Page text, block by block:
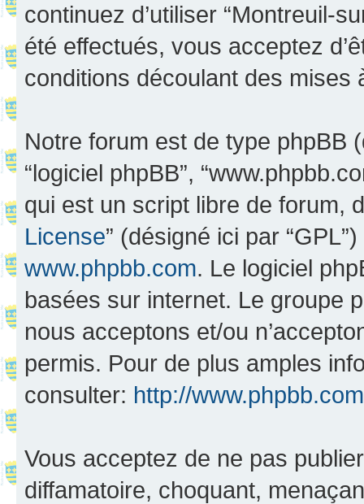
continuez d’utiliser “Montreuil-
été effectués, vous acceptez
conditions découlant des mises
Notre forum est de type phpBB
“logiciel phpBB”,
qui est un script libre de forum,
License” (désigné ici par
www.phpbb.com. Le logiciel
basées sur internet. Le groupe
nous acceptons et/ou
permis. Pour de plus amples
consulter: http://
Vous acceptez de ne pas
diffamatoire, choquant,